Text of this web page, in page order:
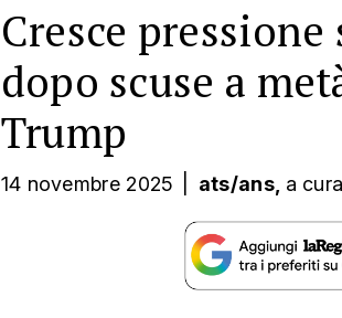
Cresce pressione
dopo scuse a
Trump
14 novembre 2025 ats/ans, a cura